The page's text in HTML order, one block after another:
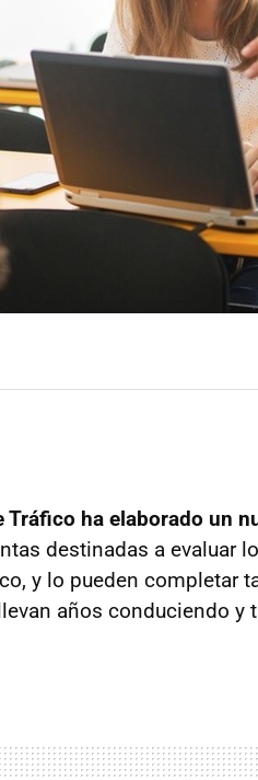
Tráfico ha elaborado un
destinadas a evaluar
y lo pueden completar
años conduciendo y